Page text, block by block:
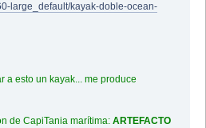
large_default/kayak-doble-ocean-
a esto un kayak... me produce
de CapiTania marítima:ARTEFACTO